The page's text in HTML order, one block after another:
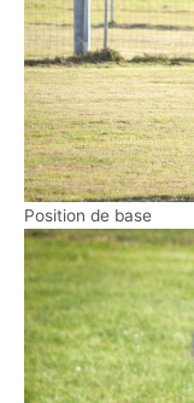
Position de base